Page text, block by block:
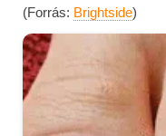
(Forrás: Brightside)